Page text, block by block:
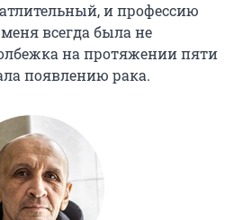
и профессию
всегда была не
на протяжении пяти
появлению рака.